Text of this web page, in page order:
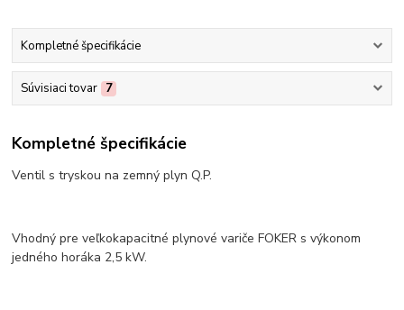
Kompletné špecifikácie
Súvisiaci tovar 7
Kompletné špecifikácie
Ventil s tryskou na zemný plyn Q.P.
Vhodný pre veľkokapacitné plynové variče FOKER s výkonom
jedného horáka 2,5 kW.